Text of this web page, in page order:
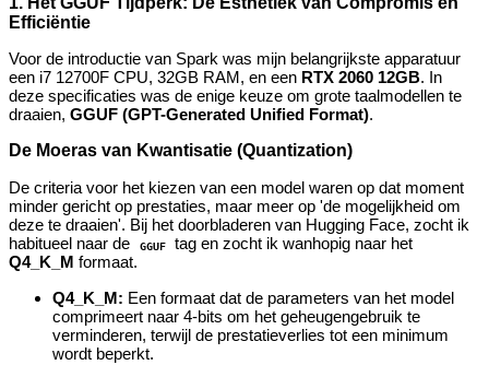
Efficiëntie
Voor de introductie van Spark was mijn belangrijkste apparatuur
een i7 12700F CPU, 32GB RAM, en een RTX 2060 12GB. In
deze specificaties was de enige keuze om grote taalmodellen te
draaien, GGUF (GPT-Generated Unified Format).
De Moeras van Kwantisatie (Quantization)
De criteria voor het kiezen van een model waren op dat moment
minder gericht op prestaties, maar meer op 'de mogelijkheid om
deze te draaien'. Bij het doorbladeren van Hugging Face, zocht ik
habitueel naar de
GGUF
tag en zocht ik wanhopig naar het
Q4_K_M formaat.
Q4_K_M: Een formaat dat de parameters van het model
comprimeert naar 4-bits om het geheugengebruik te
verminderen, terwijl de prestatieverlies tot een minimum
wordt beperkt.